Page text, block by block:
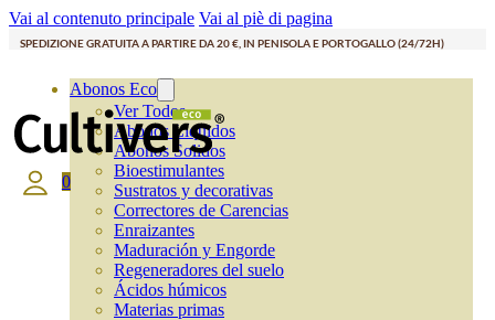
Vai al contenuto principale Vai al piè di pagina
SPEDIZIONE GRATUITA A PARTIRE DA 20 €, IN PENISOLA E PORTOGALLO (24/72H)
Abonos Eco
Ver Todos
Abonos Líquidos
Abonos Solidos
Bioestimulantes
Sustratos y decorativas
Correctores de Carencias
Enraizantes
Maduración y Engorde
Regeneradores del suelo
Ácidos húmicos
Materias primas
0